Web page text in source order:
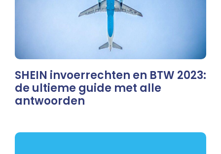
SHEIN invoerrechten en BTW 2023:
de ultieme guide met alle
antwoorden